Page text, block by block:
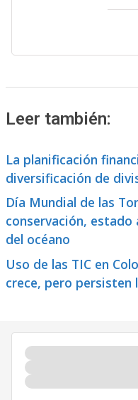
Leer también:
La planificación
diversificación de
Día Mundial de las
conservación,
del océano
Uso de las TIC en
crece, pero persisten